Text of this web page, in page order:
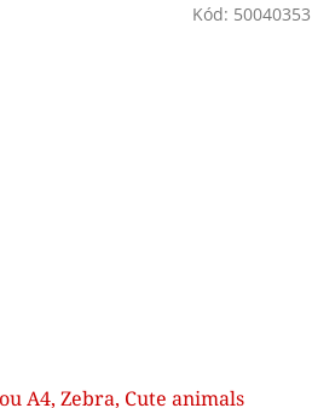
A4, Zebra, Cute animals
Kód: 50040353